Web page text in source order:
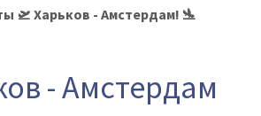
🛫 Харьков - Амстердам! 🛬
- Амстердам